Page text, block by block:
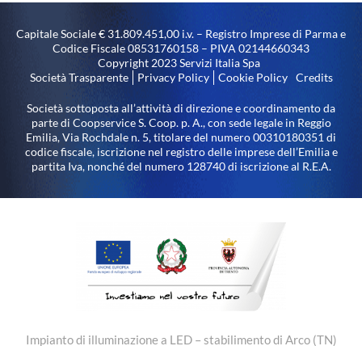
Capitale Sociale € 31.809.451,00 i.v. – Registro Imprese di Parma e
Codice Fiscale 08531760158 – PIVA 02144660343
Copyright 2023 Servizi Italia Spa
Società Trasparente
Privacy Policy Cookie Policy Credits
Società sottoposta all’attività di direzione e coordinamento da
parte di Coopservice S. Coop. p. A., con sede legale in Reggio
Emilia, Via Rochdale n. 5, titolare del numero 00310180351 di
codice fiscale, iscrizione nel registro delle imprese dell’Emilia e
partita Iva, nonché del numero 128740 di iscrizione al R.E.A.
Impianto di illuminazione a LED – stabilimento di Arco (TN)